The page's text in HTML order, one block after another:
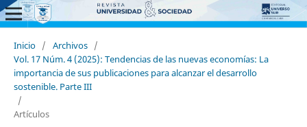
Inicio / Archivos /
Vol. 17 Núm. 4 (2025): Tendencias de las nuevas economías: La
importancia de sus publicaciones para alcanzar el desarrollo
sostenible. Parte III
/
Artículos